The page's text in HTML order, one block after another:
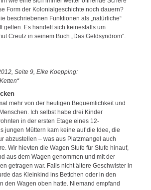
Form der Kolonialgeschichte noch dauern?
beschriebenen Funktionen als „natürliche“
gelten. Es handelt sich keinesfalls um
Creutz in seinem Buch „Das Geldsyndrom“.
Seite 9, Elke Koepping:
mehr von der heutigen Bequemlichkeit und
Ich selbst habe drei Kinder
in der ersten Etage eines 12-
jungen Müttern kam keine auf die Idee, die
abzustellen – was aus Platzmangel auch
Wir hievten die Wagen Stufe für Stufe hinauf,
aus dem Wagen genommen und mit der
getragen war. Falls nicht ältere Geschwister in
das Kleinkind ins Bettchen oder in den
den Wagen oben hatte. Niemand empfand